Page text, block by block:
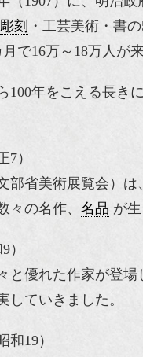
彫刻 ・工芸美術・書
で16万～18万人が
年をこえる長き
7）
部省美術展覧会）
々の名作、 名品 が
）
と優れた作家が登
していきました。
和19）